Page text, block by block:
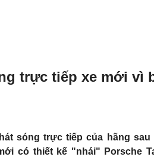
trực tiếp xe mới vì
sóng trực tiếp của hãng
có thiết kế "nhái" Porsche